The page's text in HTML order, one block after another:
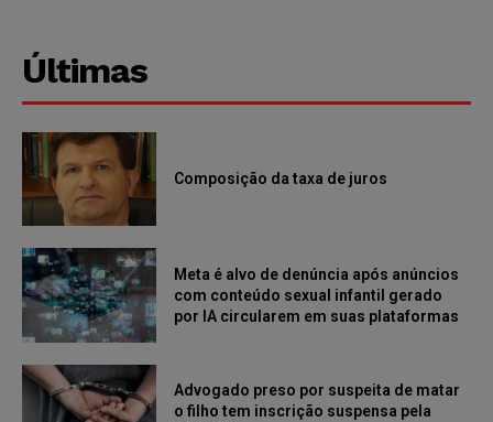
Últimas
Composição da taxa de juros
Meta é alvo de denúncia após anúncios
com conteúdo sexual infantil gerado
por IA circularem em suas plataformas
Advogado preso por suspeita de matar
o filho tem inscrição suspensa pela